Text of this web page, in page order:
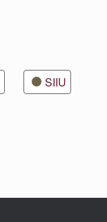
SIIU